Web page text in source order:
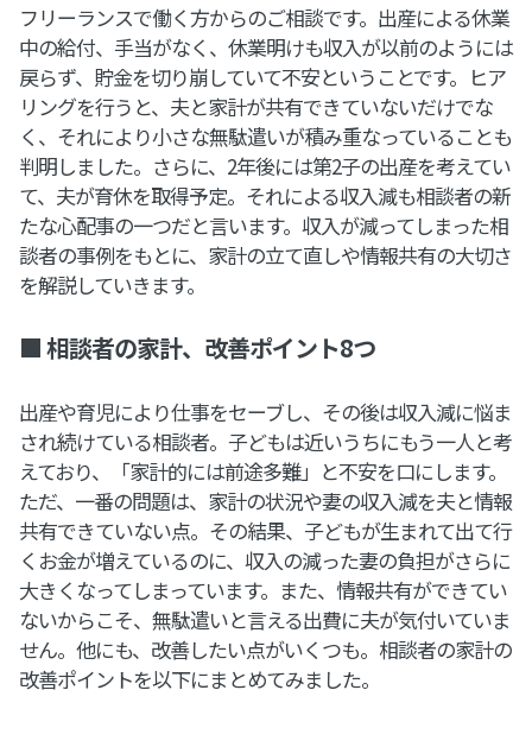
フリーランスで働く方からのご相談です。出産による休業
中の給付、手当がなく、休業明けも収入が以前のようには
戻らず、貯金を切り崩していて不安ということです。ヒア
リングを行うと、夫と家計が共有できていないだけでな
く、それにより小さな無駄遣いが積み重なっていることも
判明しました。さらに、2年後には第2子の出産を考えてい
て、夫が育休を取得予定。それによる収入減も相談者の新
たな心配事の一つだと言います。収入が減ってしまった相
談者の事例をもとに、家計の立て直しや情報共有の大切さ
を解説していきます。
■ 相談者の家計、改善ポイント8つ
出産や育児により仕事をセーブし、その後は収入減に悩ま
され続けている相談者。子どもは近いうちにもう一人と考
えており、「家計的には前途多難」と不安を口にします。
ただ、一番の問題は、家計の状況や妻の収入減を夫と情報
共有できていない点。その結果、子どもが生まれて出て行
くお金が増えているのに、収入の減った妻の負担がさらに
大きくなってしまっています。また、情報共有ができてい
ないからこそ、無駄遣いと言える出費に夫が気付いていま
せん。他にも、改善したい点がいくつも。相談者の家計の
改善ポイントを以下にまとめてみました。